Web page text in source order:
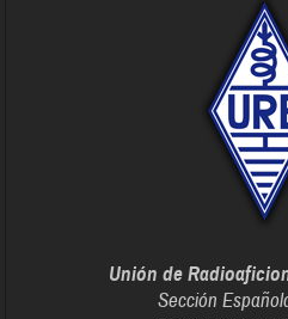
Unión de
Sección